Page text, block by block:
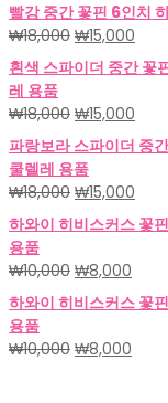
빨강 중간 꽃핀 6인치
₩18,000 원
래
가
격:
₩18,000.
₩15,000
재
가
흰색 스파이더 중간 꽃
레 용품
₩18,000 원
래
가
격:
₩18,000.
₩15,000
재
가
파랑보라 스파이더 중
쿨렐레 용품
₩18,000 원
래
가
격:
₩18,000.
₩15,000
재
가
하와이 히비스커스 꽃
용품
₩10,000 원
래
가
격:
₩10,000.
₩8,000
재
가
하와이 히비스커스 꽃
용품
₩10,000 원
₩8,000